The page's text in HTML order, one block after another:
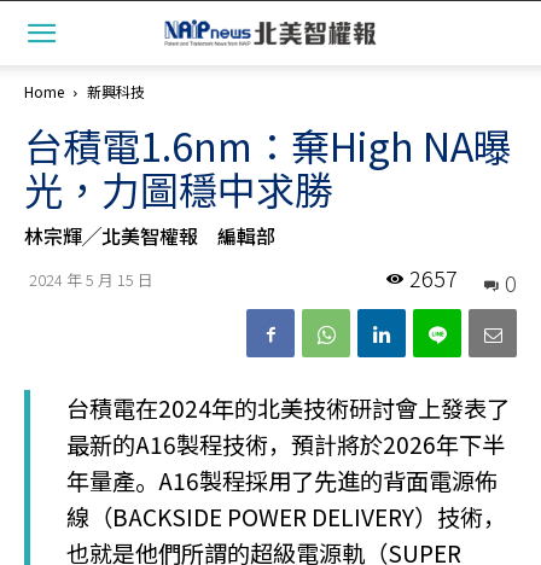
Home 新興科技
台積電1.6nm：棄High NA曝
光，力圖穩中求勝
林宗輝╱北美智權報 編輯部
2024 年 5 月 15 日 0
2657
台積電在2024年的北美技術研討會上發表了
最新的A16製程技術，預計將於2026年下半
年量產。A16製程採用了先進的背面電源佈
線（BACKSIDE POWER DELIVERY）技術，
也就是他們所謂的超級電源軌（SUPER